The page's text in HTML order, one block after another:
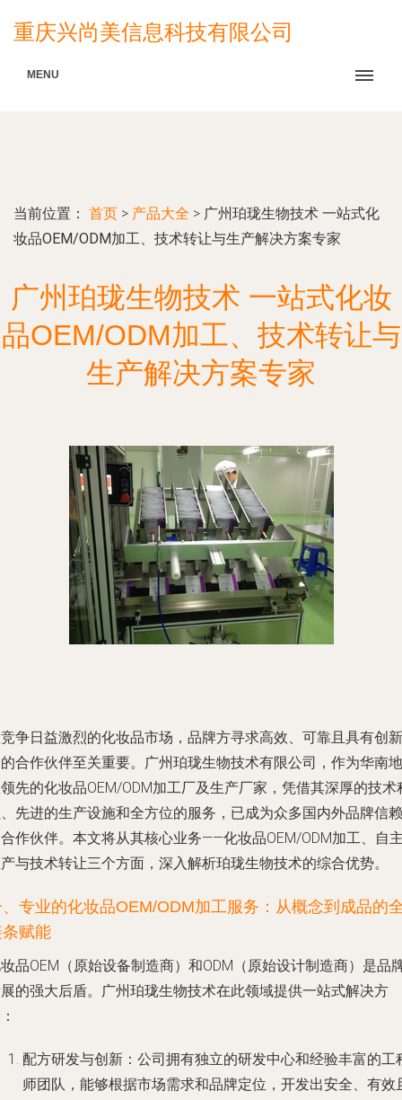
重庆兴尚美信息科技有限公司
MENU
当前位置： 首页 > 产品大全 > 广州珀珑生物技术 一站式化
妆品OEM/ODM加工、技术转让与生产解决方案专家
广州珀珑生物技术 一站式化妆
品OEM/ODM加工、技术转让与
生产解决方案专家
争日益激烈的化妆品市场，品牌方寻求高效、可靠且具有创新
合作伙伴至关重要。广州珀珑生物技术有限公司，作为华南地
先的化妆品OEM/ODM加工厂及生产厂家，凭借其深厚的技术
先进的生产设施和全方位的服务，已成为众多国内外品牌信赖
作伙伴。本文将从其核心业务——化妆品OEM/ODM加工、自
与技术转让三个方面，深入解析珀珑生物技术的综合优势。
专业的化妆品OEM/ODM加工服务：从概念到成品的
赋能
品OEM（原始设备制造商）和ODM（原始设计制造商）是品
的强大后盾。广州珀珑生物技术在此领域提供一站式解决方
配方研发与创新 ：公司拥有独立的研发中心和经验丰富的工
师团队，能够根据市场需求和品牌定位，开发出安全、有效